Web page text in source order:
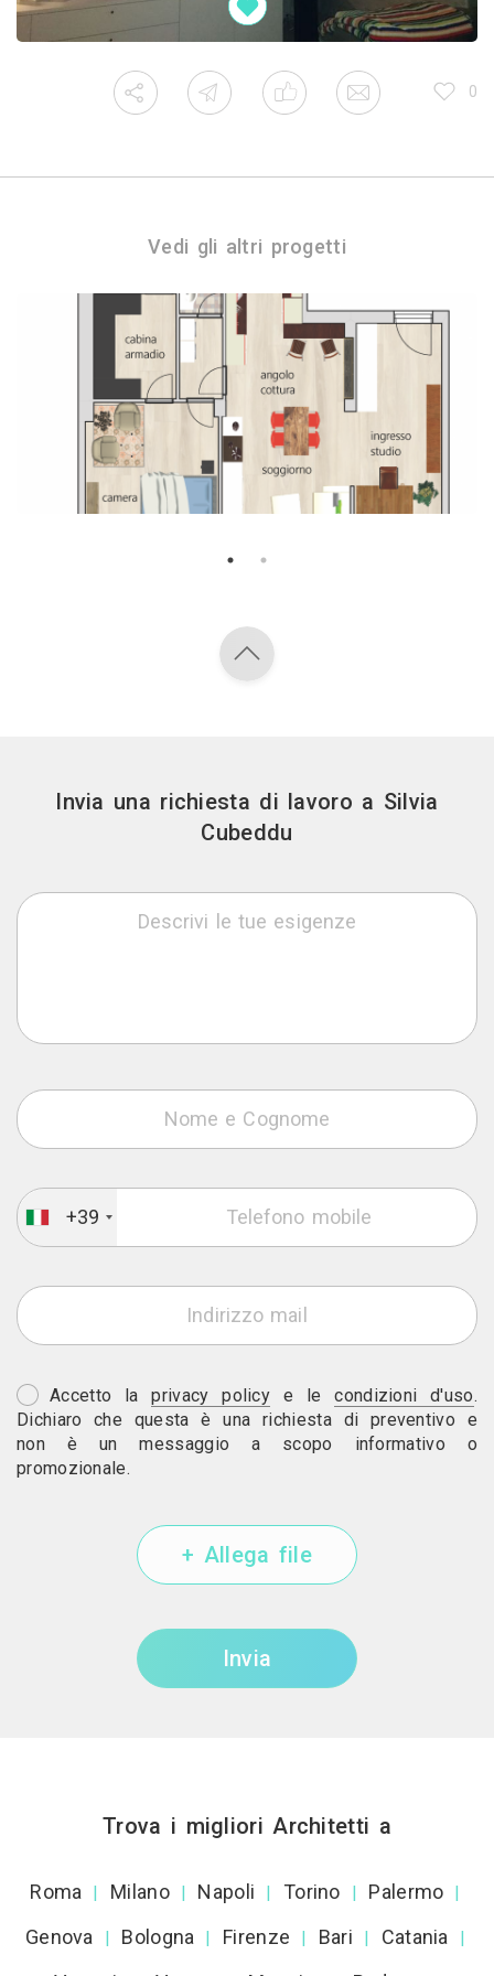
0
Vedi gli altri progetti
Invia una richiesta di lavoro a Silvia
Cubeddu
+39
Accetto laprivacy policy e lecondizioni d'uso.
Dichiaro che questa è una richiesta di preventivo e
non è un messaggio a scopo informativo o
promozionale.
+ Allega file
Invia
Trova i migliori Architetti a
Roma | Milano | Napoli | Torino | Palermo |
Genova | Bologna | Firenze | Bari | Catania |